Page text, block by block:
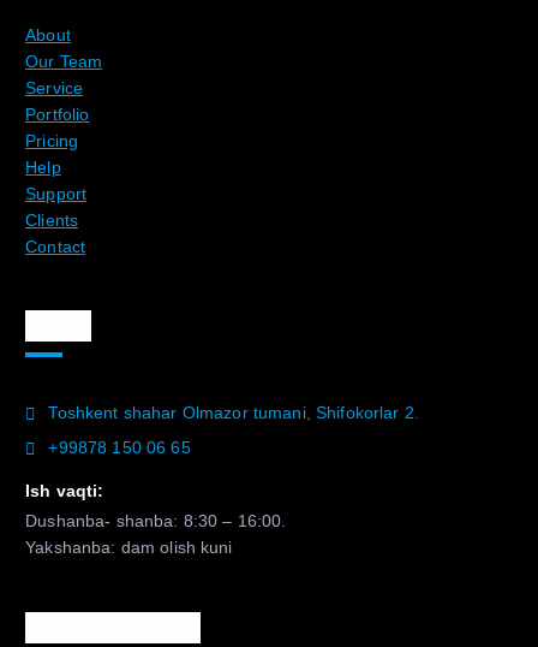
About
Our Team
Service
Portfolio
Pricing
Help
Support
Clients
Contact
Toshkent shahar Olmazor tumani, Shifokorlar 2.
+99878 150 06 65
Ish vaqti:
Dushanba- shanba: 8:30 – 16:00.
Yakshanba: dam olish kuni